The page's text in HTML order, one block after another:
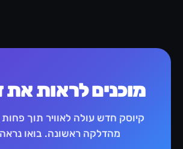
מוכנים לראות את
מהדלקה ראשונה. בואו